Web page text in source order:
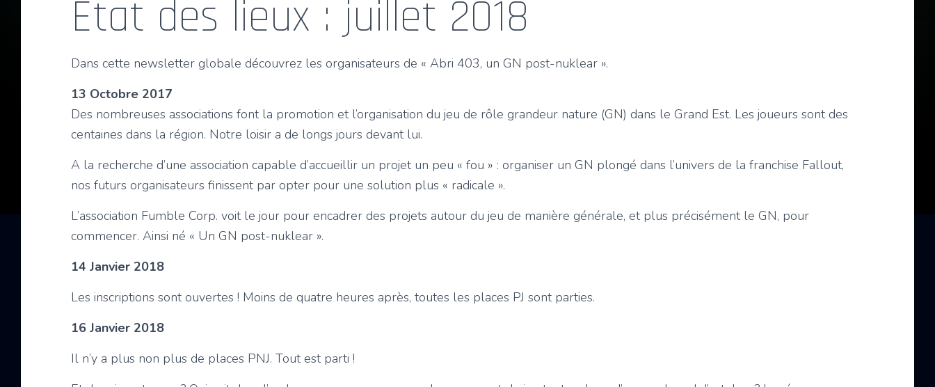
Etat des lieux : juillet 2018
Dans cette newsletter globale découvrez les organisateurs de « Abri 403, un GN post-nuklear ».
13 Octobre 2017
Des nombreuses associations font la promotion et l’organisation du jeu de rôle grandeur nature (GN) dans le Grand Est. Les joueurs sont des
centaines dans la région. Notre loisir a de longs jours devant lui.
A la recherche d’une association capable d’accueillir un projet un peu « fou » : organiser un GN plongé dans l’univers de la franchise Fallout,
nos futurs organisateurs finissent par opter pour une solution plus « radicale ».
L’association Fumble Corp. voit le jour pour encadrer des projets autour du jeu de manière générale, et plus précisément le GN, pour
commencer. Ainsi né « Un GN post-nuklear ».
14 Janvier 2018
Les inscriptions sont ouvertes ! Moins de quatre heures après, toutes les places PJ sont parties.
16 Janvier 2018
Il n’y a plus non plus de places PNJ. Tout est parti !